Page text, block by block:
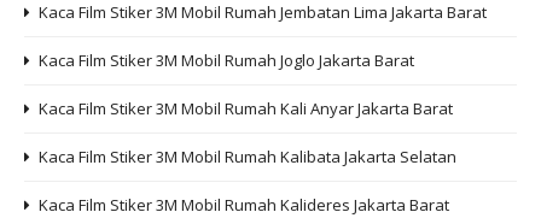
Kaca Film Stiker 3M Mobil Rumah Jembatan Lima Jakarta Barat
Kaca Film Stiker 3M Mobil Rumah Joglo Jakarta Barat
Kaca Film Stiker 3M Mobil Rumah Kali Anyar Jakarta Barat
Kaca Film Stiker 3M Mobil Rumah Kalibata Jakarta Selatan
Kaca Film Stiker 3M Mobil Rumah Kalideres Jakarta Barat